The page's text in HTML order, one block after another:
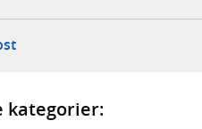
webbplats,
i ny flik, extern webbplats,
- öppnar din e-postklient,
kategorier: